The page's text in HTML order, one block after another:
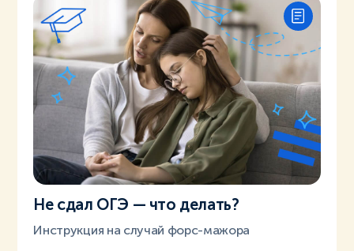
Не сдал ОГЭ — что делать?
Инструкция на случай форс-мажора